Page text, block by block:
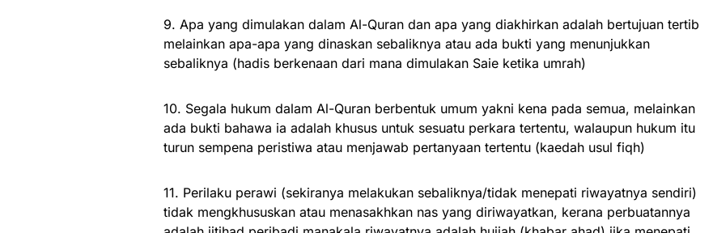
9. Apa yang dimulakan dalam Al-Quran dan apa yang diakhirkan adalah bertujuan tertib
melainkan apa-apa yang dinaskan sebaliknya atau ada bukti yang menunjukkan
sebaliknya (hadis berkenaan dari mana dimulakan Saie ketika umrah)
10. Segala hukum dalam Al-Quran berbentuk umum yakni kena pada semua, melainkan
ada bukti bahawa ia adalah khusus untuk sesuatu perkara tertentu, walaupun hukum itu
turun sempena peristiwa atau menjawab pertanyaan tertentu (kaedah usul fiqh)
11. Perilaku perawi (sekiranya melakukan sebaliknya/tidak menepati riwayatnya sendiri)
tidak mengkhususkan atau menasakhkan nas yang diriwayatkan, kerana perbuatannya